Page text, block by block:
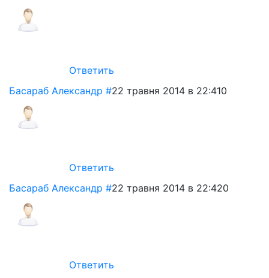
Ответить
Басараб Александр #22 травня 2014 в 22:410
Ответить
Басараб Александр #22 травня 2014 в 22:420
Ответить